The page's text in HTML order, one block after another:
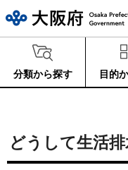
分類から探す 目的
どうして生活